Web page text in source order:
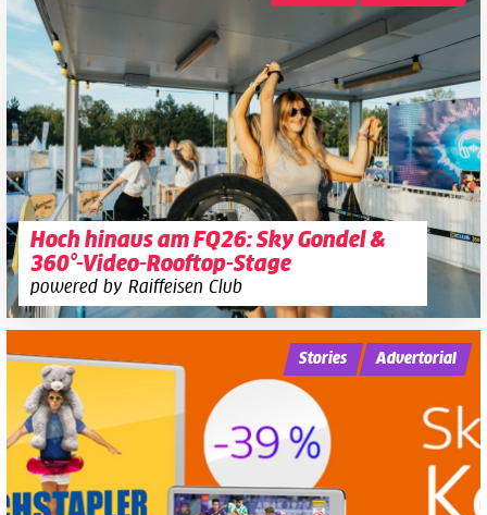
Hoch hinaus am FQ26: Sky Gondel &
360°-Video-Rooftop-Stage
powered by Raiffeisen Club
Stories Advertorial